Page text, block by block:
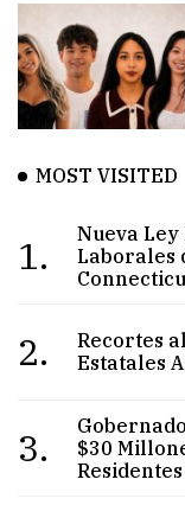
MOST VISITED
1.
Nueva
Laborales
2.
Recortes
Estatales
3.
$30